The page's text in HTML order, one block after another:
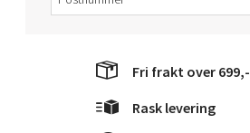
Fri frakt over 699,-
Rask levering
0 i butikk